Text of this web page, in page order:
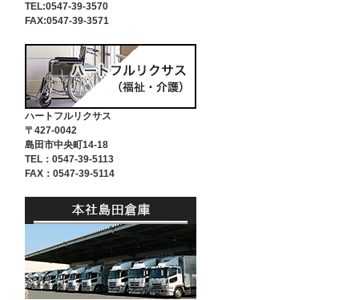
TEL:0547-39-3570
FAX:0547-39-3571
ハートフルリクサス
〒427-0042
島田市中央町14-18
TEL：0547-39-5113
FAX：0547-39-5114